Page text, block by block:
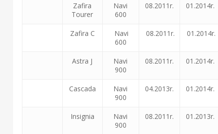
Zafira
Tourer
Navi
600
08.2011r. 01.2014r.
Zafira C
Navi
600
08.2011r. 01.2014r.
Astra J
Navi
900
08.2011r. 01.2014r.
Cascada
Navi
900
04.2013r. 01.2014r.
Insignia
Navi
900
08.2011r. 01.2013r.